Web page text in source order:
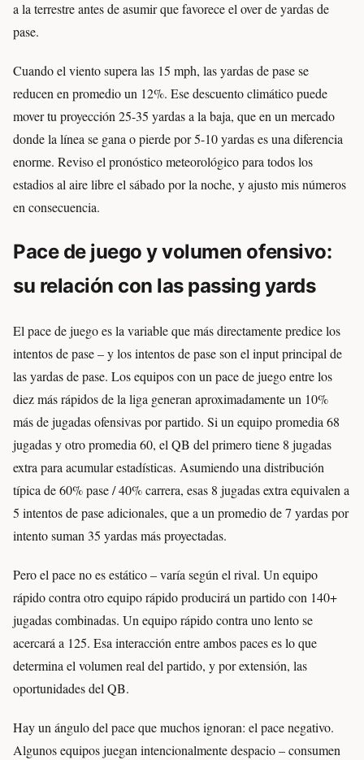
a la terrestre antes de asumir que favorece el over de yardas de
pase.
Cuando el viento supera las 15 mph, las yardas de pase se
reducen en promedio un 12%. Ese descuento climático puede
mover tu proyección 25-35 yardas a la baja, que en un mercado
donde la línea se gana o pierde por 5-10 yardas es una diferencia
enorme. Reviso el pronóstico meteorológico para todos los
estadios al aire libre el sábado por la noche, y ajusto mis números
en consecuencia.
Pace de juego y volumen ofensivo:
su relación con las passing yards
El pace de juego es la variable que más directamente predice los
intentos de pase – y los intentos de pase son el input principal de
las yardas de pase. Los equipos con un pace de juego entre los
diez más rápidos de la liga generan aproximadamente un 10%
más de jugadas ofensivas por partido. Si un equipo promedia 68
jugadas y otro promedia 60, el QB del primero tiene 8 jugadas
extra para acumular estadísticas. Asumiendo una distribución
típica de 60% pase / 40% carrera, esas 8 jugadas extra equivalen a
5 intentos de pase adicionales, que a un promedio de 7 yardas por
intento suman 35 yardas más proyectadas.
Pero el pace no es estático – varía según el rival. Un equipo
rápido contra otro equipo rápido producirá un partido con 140+
jugadas combinadas. Un equipo rápido contra uno lento se
acercará a 125. Esa interacción entre ambos paces es lo que
determina el volumen real del partido, y por extensión, las
oportunidades del QB.
Hay un ángulo del pace que muchos ignoran: el pace negativo.
Algunos equipos juegan intencionalmente despacio – consumen